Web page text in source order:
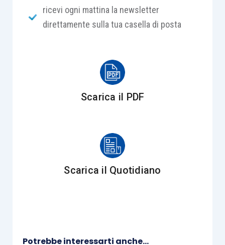
ricevi ogni mattina la newsletter
direttamente sulla tua casella di posta
Scarica il PDF
Scarica il Quotidiano
Potrebbe interessarti anche...